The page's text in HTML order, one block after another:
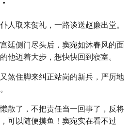
人取来贺礼，一路谈送赵廉出堂。
廷侧门尽头后，窦宛如沐春风的面
他迈着大步，想快快回到寝室。
煞住脚来纠正站岗的新兵，严厉地
散了，不把责任当一回事了，反将
可以随便摸鱼！窦宛实在看不过